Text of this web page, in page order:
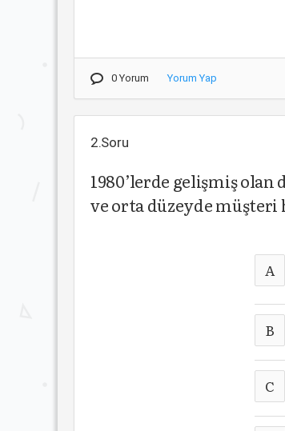
0 Yorum Yorum Yap
2.Soru
1980’lerde gelişmiş
ve orta düzeyde müşteri
A
B
C